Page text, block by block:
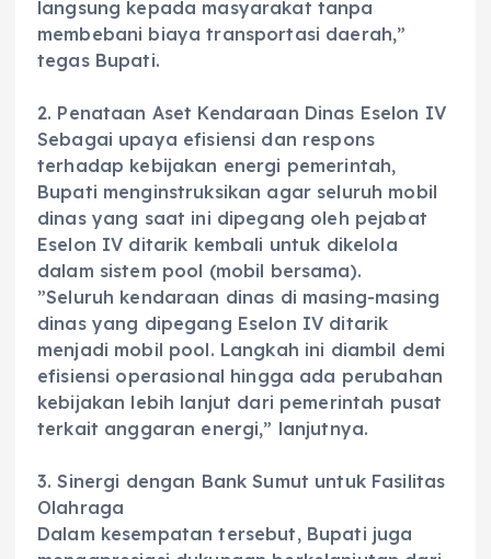
langsung kepada masyarakat tanpa
membebani biaya transportasi daerah,”
tegas Bupati.
‎2. Penataan Aset Kendaraan Dinas Eselon IV
‎Sebagai upaya efisiensi dan respons
terhadap kebijakan energi pemerintah,
Bupati menginstruksikan agar seluruh mobil
dinas yang saat ini dipegang oleh pejabat
Eselon IV ditarik kembali untuk dikelola
dalam sistem pool (mobil bersama).
‎”Seluruh kendaraan dinas di masing-masing
dinas yang dipegang Eselon IV ditarik
menjadi mobil pool. Langkah ini diambil demi
efisiensi operasional hingga ada perubahan
kebijakan lebih lanjut dari pemerintah pusat
terkait anggaran energi,” lanjutnya.
‎3. Sinergi dengan Bank Sumut untuk Fasilitas
Olahraga
‎Dalam kesempatan tersebut, Bupati juga